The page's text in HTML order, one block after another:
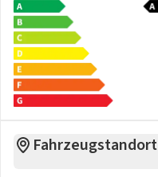
Fahrzeugstandort